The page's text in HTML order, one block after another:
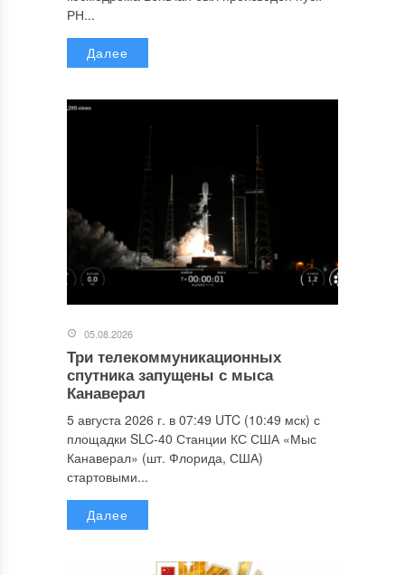
РН...
Далее
05.08.2026
Три телекоммуникационных
спутника запущены с мыса
Канаверал
5 августа 2026 г. в 07:49 UTC (10:49 мск) с
площадки SLC-40 Станции КС США «Мыс
Канаверал» (шт. Флорида, США)
стартовыми...
Далее